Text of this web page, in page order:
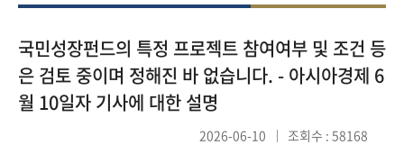
참
여
마
당
국민성장펀드의 특정 프로젝트 참여여부 및 조건 등
은 검토 중이며 정해진 바 없습니다. - 아시아경제 6
월 10일자 기사에 대한 설명
2026-06-10 조회수 : 58168